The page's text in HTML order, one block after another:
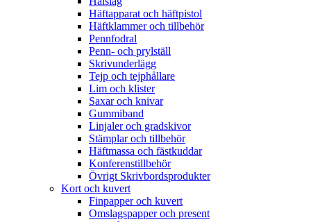
Häftapparat och häftpistol
Häftklammer och tillbehör
Pennfodral
Penn- och prylställ
Skrivunderlägg
Tejp och tejphållare
Lim och klister
Saxar och knivar
Gummiband
Linjaler och gradskivor
Stämplar och tillbehör
Häftmassa och fästkuddar
Konferenstillbehör
Övrigt Skrivbordsprodukter
Kort och kuvert
Finpapper och kuvert
Omslagspapper och present